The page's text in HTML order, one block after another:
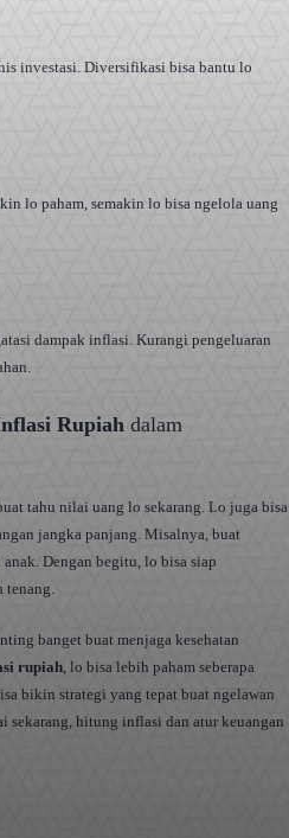
investasi. Diversifikasi bisa bantu lo
lo paham, semakin lo bisa ngelola uang
dampak inflasi. Kurangi pengeluaran
Rupiah dalam
tahu nilai uang lo sekarang. Lo juga bisa
jangka panjang. Misalnya, buat
Dengan begitu, lo bisa siap
tenang.
banget buat menjaga kesehatan
rupiah , lo bisa lebih paham seberapa
bikin strategi yang tepat buat ngelawan
hitung inflasi dan atur keuangan